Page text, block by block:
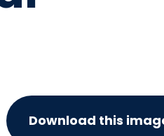
Download this